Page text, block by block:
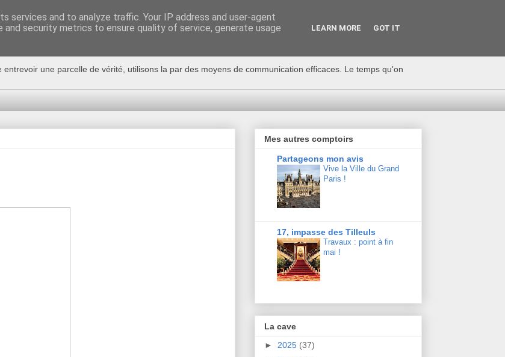
une parcelle de vérité, utilisons la par des moyens de communication efficaces. Le temps qu'on
Mes autres comptoirs
Partageons mon avis
Vive la Ville du Grand
Paris !
17, impasse des Tilleuls
Travaux : point à fin
mai !
La cave
► 2025 (37)
services and to analyze traffic. Your IP address and user-agent
and security metrics to ensure quality of service, generate usage
LEARN MORE GOT IT